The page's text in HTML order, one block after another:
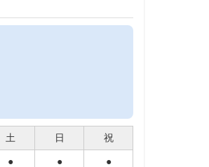
土 日 祝
● ● ●